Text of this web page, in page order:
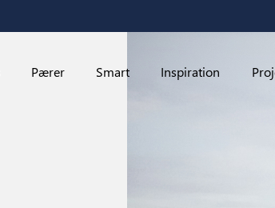
Pærer Smart Inspiration